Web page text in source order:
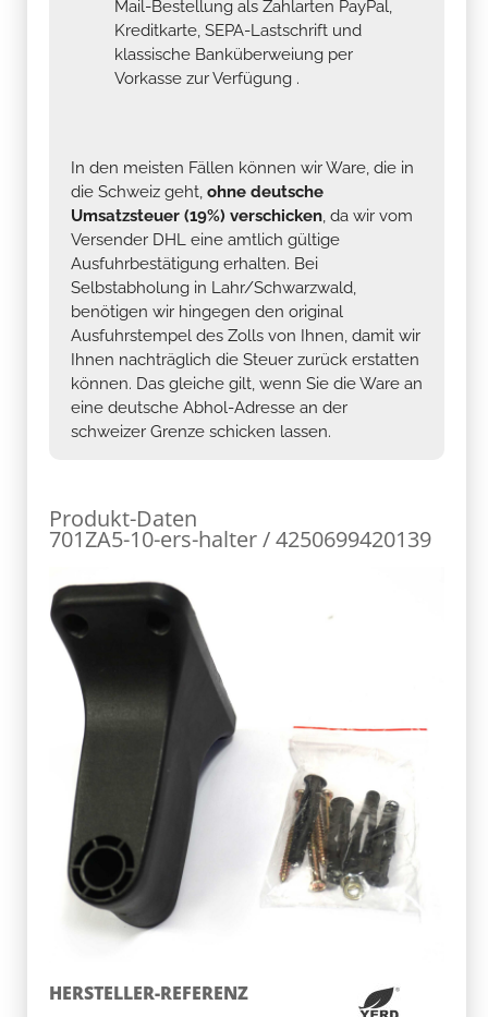
Mail-Bestellung als Zahlarten PayPal,
Kreditkarte, SEPA-Lastschrift und
klassische Banküberweiung per
Vorkasse zur Verfügung .
In den meisten Fällen können wir Ware, die in
die Schweiz geht, ohne deutsche
Umsatzsteuer (19%) verschicken, da wir vom
Versender DHL eine amtlich gültige
Ausfuhrbestätigung erhalten. Bei
Selbstabholung in Lahr/Schwarzwald,
benötigen wir hingegen den original
Ausfuhrstempel des Zolls von Ihnen, damit wir
Ihnen nachträglich die Steuer zurück erstatten
können. Das gleiche gilt, wenn Sie die Ware an
eine deutsche Abhol-Adresse an der
schweizer Grenze schicken lassen.
Produkt-Daten
701ZA5-10-ers-halter / 4250699420139
HERSTELLER-REFERENZ